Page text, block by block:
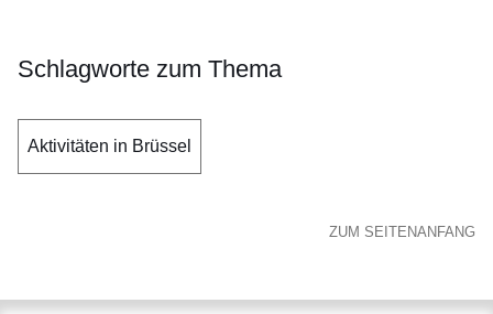
Schlagworte zum Thema
Aktivitäten in Brüssel
ZUM SEITENANFANG